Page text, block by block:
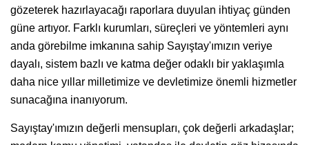
gözeterek hazırlayacağı raporlara duyulan ihtiyaç günden
güne artıyor. Farklı kurumları, süreçleri ve yöntemleri aynı
anda görebilme imkanına sahip Sayıştay'ımızın veriye
dayalı, sistem bazlı ve katma değer odaklı bir yaklaşımla
daha nice yıllar milletimize ve devletimize önemli hizmetler
sunacağına inanıyorum.
Sayıştay'ımızın değerli mensupları, çok değerli arkadaşlar;